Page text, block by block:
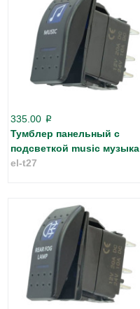
335.00 p
Тумблер панельный с
подсветкой music музыка
el-t27